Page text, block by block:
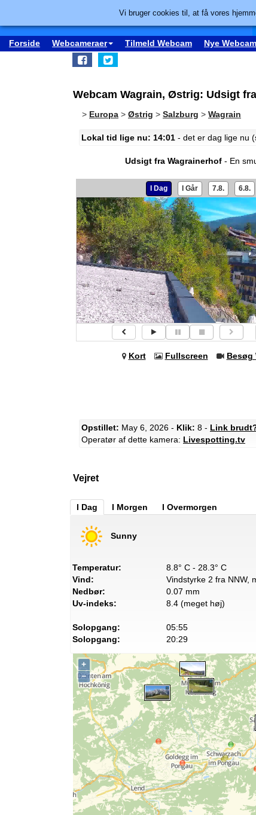
Forside Webcameraer Tilmeld Webcam Nye
Webcam Wagrain, Østrig: Udsigt
> Europa > Østrig > Salzburg > Wagrain
Lokal tid lige nu: 14:01 - det er dag lige nu
Udsigt fra Wagrainerhof - En
I Dag I Går 7.8. 6.8.
Kort Fullscreen Besøg
Opstillet: May 6, 2026 - Klik: 8 - Link
Operatør af dette kamera: Livespotting.tv
Vejret
I Dag I Morgen I Overmorgen
Sunny
Temperatur:
8.8° C - 28.3° C
Vind:
Vindstyrke 2 fra NNW,
Nedbør:
0.07 mm
Uv-indeks:
8.4 (meget høj)
Solopgang:
05:55
Solopgang:
20:29
+
−
Vi bruger cookies til, at få vores